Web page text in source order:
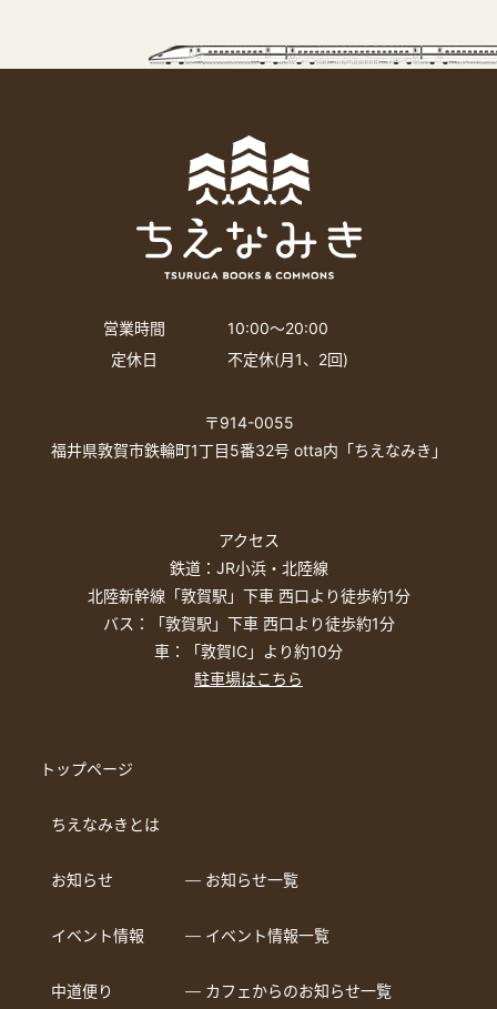
営業時間
10:00〜20:00
定休日
不定休(月1、2回)
〒914-0055
福井県敦賀市鉄輪町1丁目5番32号 otta内「ちえなみき」
アクセス
鉄道：JR小浜・北陸線
北陸新幹線「敦賀駅」下車 西口より徒歩約1分
バス：「敦賀駅」下車 西口より徒歩約1分
車：「敦賀IC」より約10分
駐車場はこちら
トップページ
ちえなみきとは
お知らせ ― お知らせ一覧
イベント情報 ― イベント情報一覧
中道便り ― カフェからのお知らせ一覧